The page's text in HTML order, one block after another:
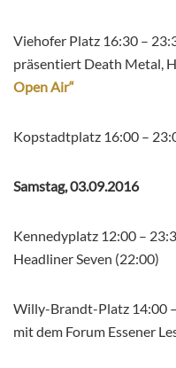
Viehofer Platz 16:30 –
präsentiert Death Metal,
Open Air“
Kopstadtplatz 16:00 –
Samstag, 03.09.2016
Kennedyplatz 12:00 –
Headliner Seven (22:00)
Willy-Brandt-Platz 14:00
mit dem Forum Essener